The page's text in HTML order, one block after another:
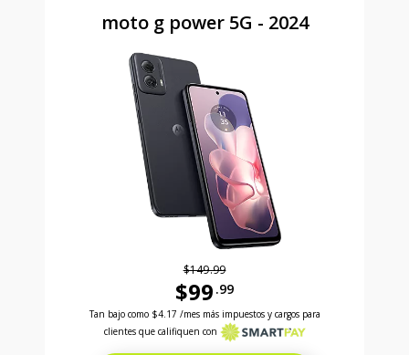
moto g power 5G - 2024
$149.99
$99 .99
Antes el precio era 149 dollars and 99 cents
Tan bajo como $4.17 /mes más impuestos y cargos para
clientes que califiquen con